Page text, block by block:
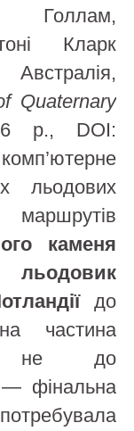
Голлам,
Кларк
Quaternary
р., DOI:
льодових
каменя
льодовик
до
частина
до
— фінальна